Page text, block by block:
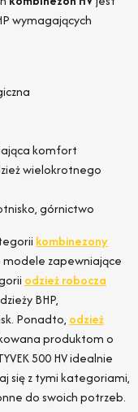
wymagających
komfort
wielokrotnego
górnictwo
kombinezony
zapewniające
odzież robocza
BHP,
Ponadto, odzież
produktom o
500 HV idealnie
się z tymi kategoriami,
do swoich potrzeb.